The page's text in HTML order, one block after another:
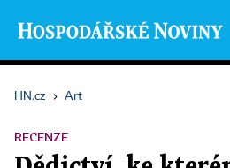
HN.cz › Art
RECENZE